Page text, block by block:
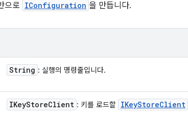
으로 IConfiguration 을 만듭니다.
String : 실행의 명령줄입니다.
IKeyStoreClient : 키를 로드할 IKeyStoreClient